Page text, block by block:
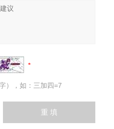
），如：三加四=7